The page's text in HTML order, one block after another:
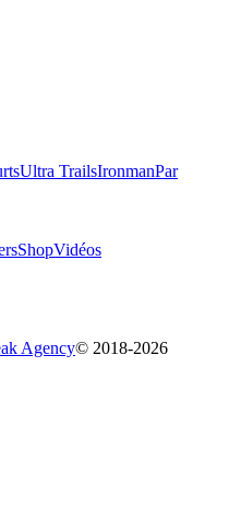
Ultra TrailsIronmanPar
ShopVidéos
Agency© 2018-2026